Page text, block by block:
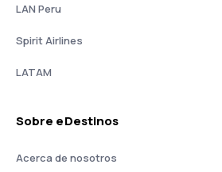
LAN Peru
Spirit Airlines
LATAM
Sobre eDestinos
Acerca de nosotros